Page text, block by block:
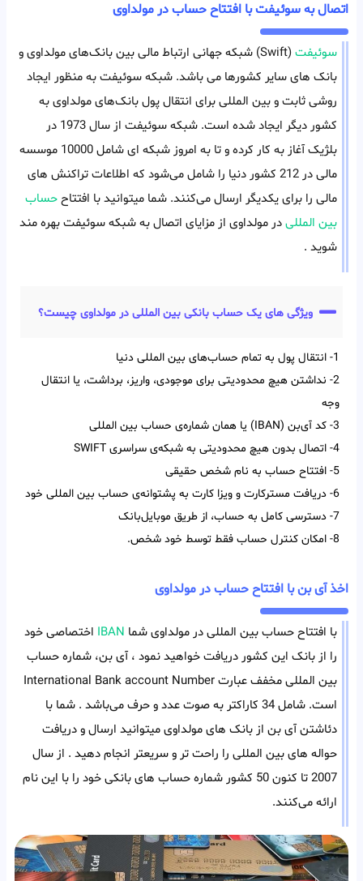
اتصال به سوئیفت با افتتاح حساب در مولداوی
سوئیفت
(Swift) شبکه جهانی ارتباط‌ مالی بین بانک‌های مولداوی و
بانک های سایر کشورها می باشد. شبکه سوئیفت به منظور ایجاد
روشی ثابت و بین المللی برای انتقال پول بانک‌های مولداوی به
کشور دیگر ایجاد شده است. شبکه سوئیفت از سال 1973 در
بلژیک آغاز به کار کرده و تا به امروز شبکه ای شامل 10000 موسسه
مالی در 212 کشور دنیا را شامل می‌شود که اطلاعات تراکنش های
مالی را برای یکدیگر ارسال می‌کنند. شما میتوانید با افتتاححساب
بین المللیدر مولداوی از مزایای اتصال به شبکه سوئیفت بهره مند
شوید .
ویژگی های یک حساب بانکی بین المللی در مولداوی چیست؟
1- انتقال پول به تمام حساب‌‌های بین‌‌ المللی دنیا
2- نداشتن هیچ محدودیتی برای موجودی، واریز، برداشت، یا انتقال
وجه
3- کد آی‌‌بن (IBAN) یا همان شماره‌ی حساب بین‌ المللی
4- اتصال بدون هیچ محدودیتی به شبکه‌ی سراسری SWIFT
5- افتتاح حساب به نام شخص حقیقی
6- دریافت مسترکارت و ویزا کارت به پشتوانه‌ی حساب بین المللی خود
7- دسترسی کامل به حساب، از طریق موبایل‌بانک
8- امکان کنترل حساب فقط توسط خود شخص.
اخذ آی بن با افتتاح حساب در مولداوی
با افتتاح حساب بین المللی در مولداوی شما IBAN اختصاصی خود
را از بانک این کشور دریافت خواهید نمود ، آی بن، شماره حساب
بین المللی مخفف عبارت International Bank account Number
است. شامل 34 کاراکتر به صوت عدد و حرف می‌باشد . شما با
دئاشتن آی بن از بانک های مولداوی میتوانید ارسال و دریافت
حواله های بین المللی را راحت تر و سریعتر انجام دهید . از سال
2007 تا کنون 50 کشور شماره حساب های بانکی خود را با این نام
ارائه می‌کنند.